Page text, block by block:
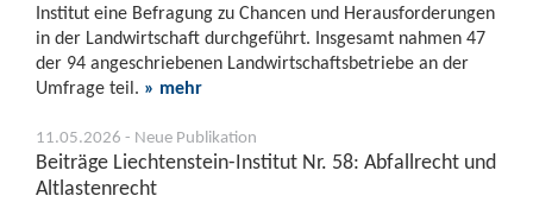
Institut eine Befragung zu Chancen und Herausforderungen
in der Landwirtschaft durchgeführt. Insgesamt nahmen 47
der 94 angeschriebenen Landwirtschaftsbetriebe an der
Umfrage teil. » mehr
11.05.2026 - Neue Publikation
Beiträge Liechtenstein-Institut Nr. 58: Abfallrecht und
Altlastenrecht